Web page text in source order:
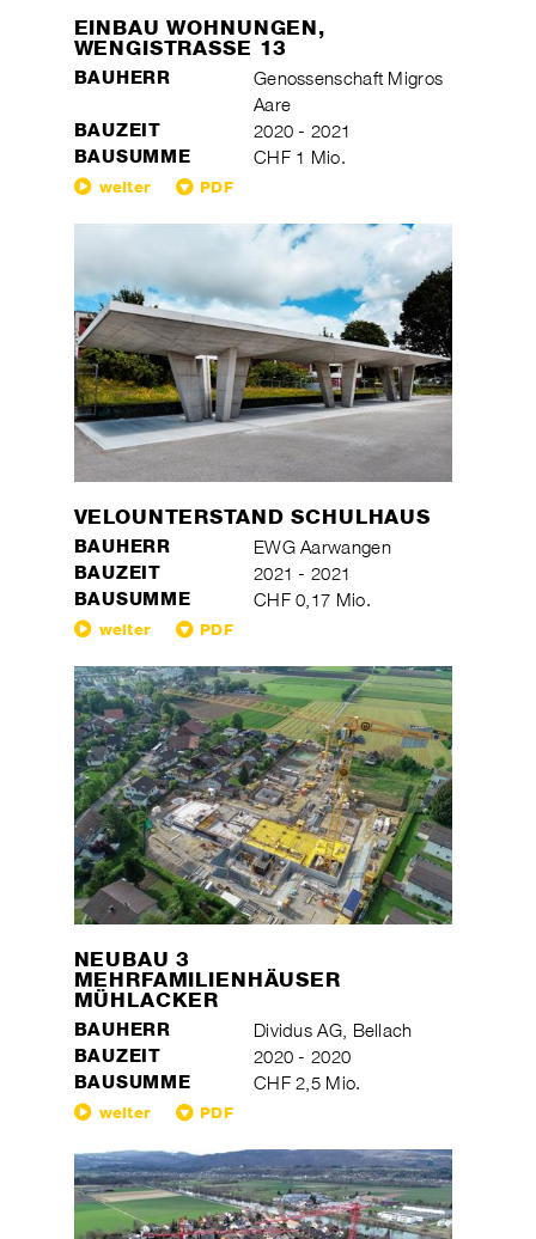
EINBAU WOHNUNGEN,
WENGISTRASSE 13
BAUHERR
Genossenschaft Migros
Aare
BAUZEIT 2020 - 2021
BAUSUMME CHF 1 Mio.
weiter PDF
VELOUNTERSTAND SCHULHAUS
BAUHERR EWG Aarwangen
BAUZEIT 2021 - 2021
BAUSUMME CHF 0,17 Mio.
weiter PDF
NEUBAU 3
MEHRFAMILIENHÄUSER
MÜHLACKER
BAUHERR Dividus AG, Bellach
BAUZEIT 2020 - 2020
BAUSUMME CHF 2,5 Mio.
weiter PDF